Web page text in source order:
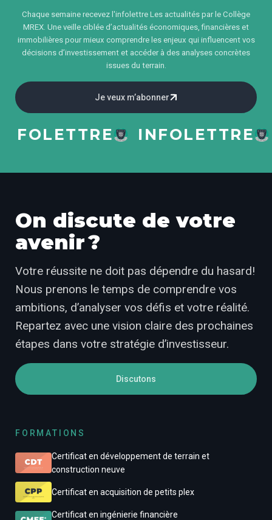
Chaque semaine recevez l'infolettre Les actualités par le Collège
MREX. Une veille ciblée d’actualités économiques, financières et
immobilières pour mieux comprendre les enjeux qui influencent vos
décisions d’investissement et accéder à des analyses concrètes
issues du terrain.
Je veux m’abonner
INFOLETTRE
On discute de votre
avenir ?
Votre réussite ne doit pas dépendre du hasard!
Nous prenons le temps de comprendre vos
ambitions, d’analyser vos défis et votre réalité.
Repartez avec une vision claire des prochaines
étapes dans votre stratégie d’investisseur.
Discutons
FORMATIONS
Certificat en développement de terrain et
construction neuve
Certificat en acquisition de petits plex
Certificat en ingénierie financière